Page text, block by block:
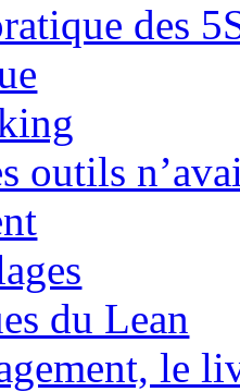
des
outils
du Lean
le